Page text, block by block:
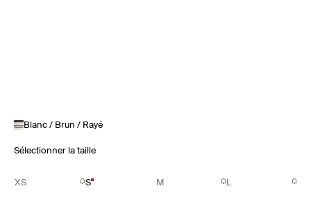
Blanc / Brun / Rayé
Sélectionner la taille
XS S M L